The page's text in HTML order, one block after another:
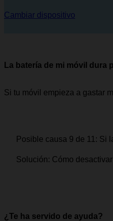
Cambiar dispositivo
La batería de mi móvil dura
Si tu móvil empieza a gastar
Posible causa 9 de 11: Si
Solución: Cómo
¿Te ha servido de ayuda?